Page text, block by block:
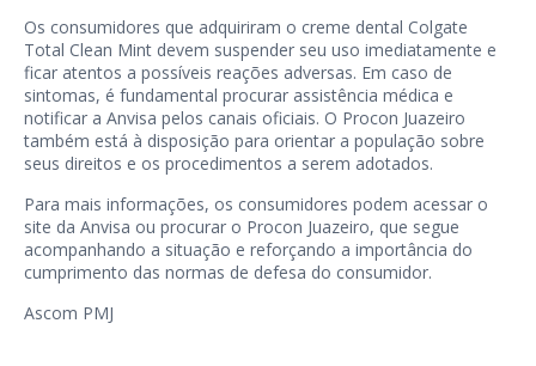
Os consumidores que adquiriram o creme dental Colgate
Total Clean Mint devem suspender seu uso imediatamente e
ficar atentos a possíveis reações adversas. Em caso de
sintomas, é fundamental procurar assistência médica e
notificar a Anvisa pelos canais oficiais. O Procon Juazeiro
também está à disposição para orientar a população sobre
seus direitos e os procedimentos a serem adotados.
Para mais informações, os consumidores podem acessar o
site da Anvisa ou procurar o Procon Juazeiro, que segue
acompanhando a situação e reforçando a importância do
cumprimento das normas de defesa do consumidor.
Ascom PMJ